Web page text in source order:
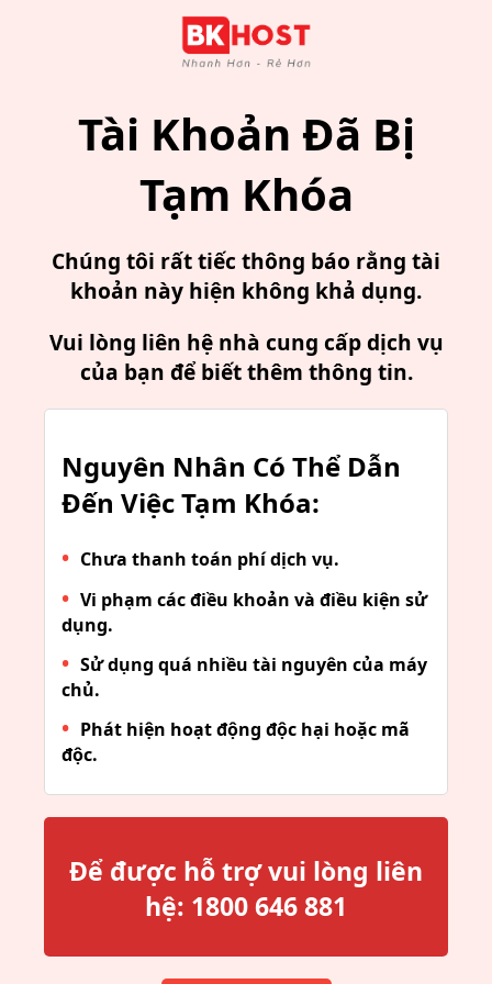
Tài Khoản Đã Bị
Tạm Khóa
Chúng tôi rất tiếc thông báo rằng tài
khoản này hiện không khả dụng.
Vui lòng liên hệ nhà cung cấp dịch vụ
của bạn để biết thêm thông tin.
Nguyên Nhân Có Thể Dẫn
Đến Việc Tạm Khóa:
Chưa thanh toán phí dịch vụ.
Vi phạm các điều khoản và điều kiện sử
dụng.
Sử dụng quá nhiều tài nguyên của máy
chủ.
Phát hiện hoạt động độc hại hoặc mã
độc.
Để được hỗ trợ vui lòng liên
hệ: 1800 646 881